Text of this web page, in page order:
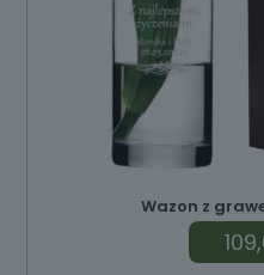
Wazon z